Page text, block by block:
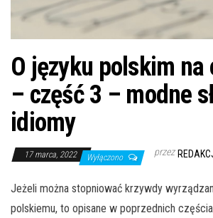
O języku polskim
– część 3 – modne
idiomy
17 marca, 2022 Wyłączono przez
Jeżeli można stopniować krzywdy
polskiemu, to opisane w poprzednich